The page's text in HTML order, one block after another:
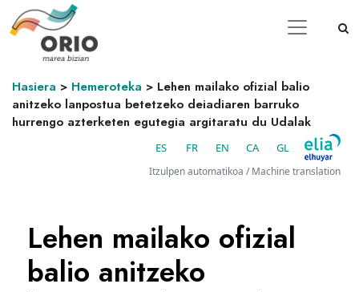
Hasiera > Hemeroteka > Lehen mailako ofizial balio
anitzeko lanpostua betetzeko deiadiaren barruko
hurrengo azterketen egutegia argitaratu du Udalak
ES FR EN CA GL
Itzulpen automatikoa / Machine translation
Lehen mailako ofizial
balio anitzeko